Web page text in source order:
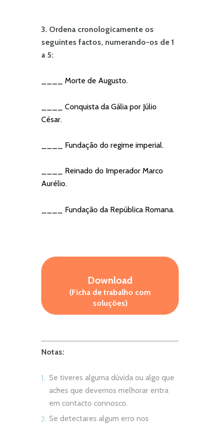
3. Ordena cronologicamente os
seguintes factos, numerando-os de 1
a 5:
____ Morte de Augusto.
____ Conquista da Gália por Júlio
César.
____ Fundação do regime imperial.
____ Reinado do Imperador Marco
Aurélio.
____ Fundação da República Romana.
Download
(Ficha de trabalho com
soluções)
Notas:
Se tiveres alguma dúvida ou algo que
aches que devemos melhorar entra
em contacto connosco.
Se detectares algum erro nos